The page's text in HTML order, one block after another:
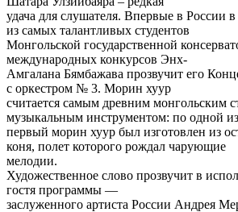
удача для слушателя. Впервые в России
из самых талантливых студентов
Монгольской государственной
международных конкурсов Энх-
Амгалана Бямбажава прозвучит его
с оркестром № 3. Морин хуур
считается самым древним монгольским
музыкальным инструментом: по одной
первый морин хуур был изготовлен из
коня, полет которого рождал чарующие
мелодии.
Художественное слово прозвучит в
гостя программы —
заслуженного артиста России Андрея